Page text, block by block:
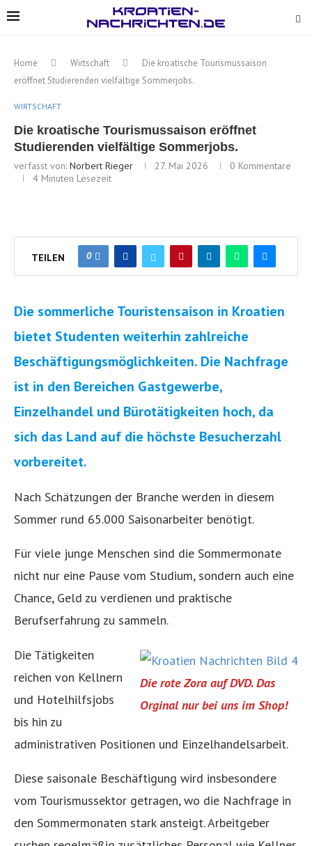
Home Wirtschaft
Die kroatische Tourismussaison
eröffnet Studierenden vielfältige Sommerjobs.
WIRTSCHAFT
Die kroatische Tourismussaison eröffnet
Studierenden vielfältige Sommerjobs.
verfasst von: Norbert Rieger 27. Mai 2026
0 Kommentare
4 Minuten Lesezeit
TEILEN 0
Die sommerliche Touristensaison in Kroatien
bietet Studenten weiterhin zahlreiche
Beschäftigungsmöglichkeiten. Die Nachfrage
ist in den Bereichen Gastgewerbe,
Einzelhandel und Bürotätigkeiten hoch, da
sich das Land auf die höchste Besucherzahl
vorbereitet.
Nach Schätzungen der Branche werden in diesem
Sommer rund 65.000 Saisonarbeiter benötigt.
Für viele junge Menschen sind die Sommermonate
nicht nur eine Pause vom Studium, sondern auch eine
Chance, Geld zu verdienen und praktische
Berufserfahrung zu sammeln.
Die rote Zora auf DVD. Das
Orginal nur bei uns im Shop!
Die Tätigkeiten
reichen von Kellnern
und Hotelhilfsjobs
bis hin zu
administrativen Positionen und Einzelhandelsarbeit.
Diese saisonale Beschäftigung wird insbesondere
vom Tourismussektor getragen, wo die Nachfrage in
den Sommermonaten stark ansteigt. Arbeitgeber